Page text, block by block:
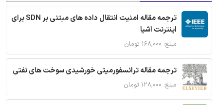
ترجمه مقاله امنیت انتقال داده های مبتنی بر SDN برای
اینترنت اشیا
مبلغ: ۱۶۸,۰۰۰ تومان
ترجمه مقاله ترانسفورمیتی خورشیدی سوخت های نفتی
مبلغ: ۱۲۸,۰۰۰ تومان